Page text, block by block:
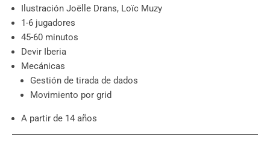
Ilustración Joëlle Drans, Loïc Muzy
1-6 jugadores
45-60 minutos
Devir Iberia
Mecánicas
Gestión de tirada de dados
Movimiento por grid
A partir de 14 años